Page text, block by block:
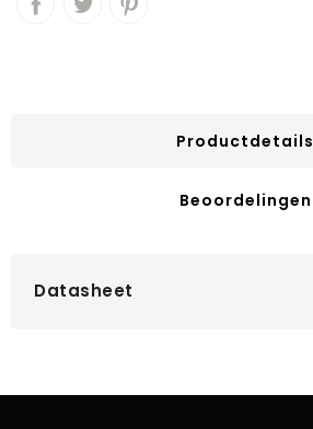
Productdetails
Beoordelingen
Datasheet